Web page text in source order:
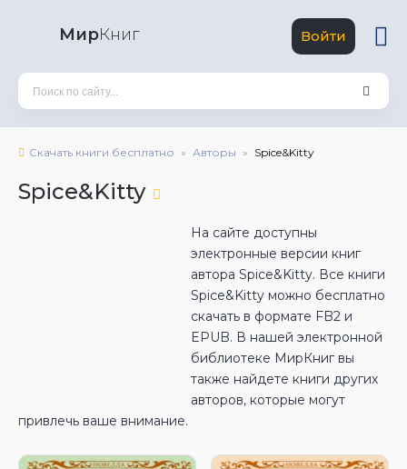
МирКниг Войти
Скачать книги бесплатно Авторы Spice&Kitty
Spice&Kitty
На сайте доступны
электронные версии книг
автора Spice&Kitty. Все книги
Spice&Kitty можно бесплатно
скачать в формате FB2 и
EPUB. В нашей электронной
библиотеке МирКниг вы
также найдете книги других
авторов, которые могут
привлечь ваше внимание.